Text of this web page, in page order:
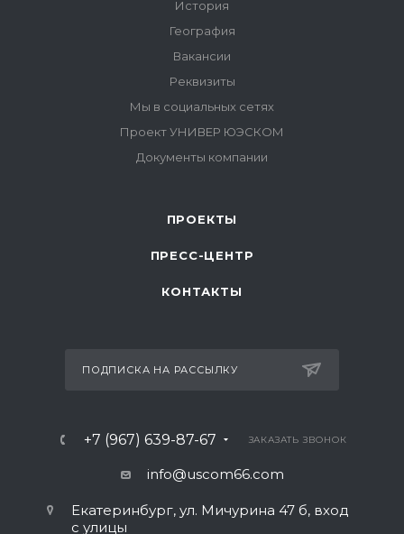
ПРОЕКТЫ
ПРЕСС-ЦЕНТР
КОНТАКТЫ
ПОДПИСКА НА РАССЫЛКУ
+7 (967) 639-87-67 ЗАКАЗАТЬ ЗВОНОК
info@uscom66.com
Екатеринбург, ул. Мичурина 47 б, вход
с улицы